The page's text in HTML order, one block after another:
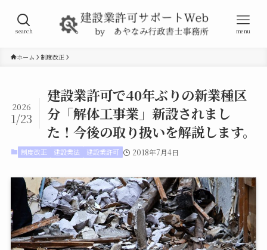
search menu
ホーム 制度改正
建設業許可で40年ぶりの新業種区
分「解体工事業」新設されまし
た！今後の取り扱いを解説します。
2026
1/23
制度改正 建設業法 建設業許可 2018年7月4日